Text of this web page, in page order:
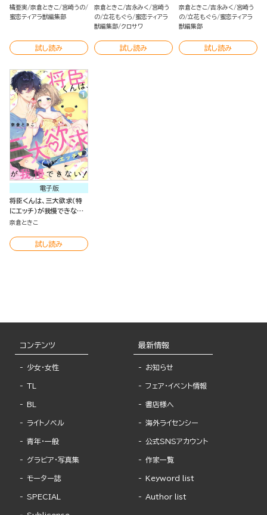
橘亜実 奈倉ときこ
宮崎うの
蜜恋ティアラ獣編集部
試し読み
奈倉ときこ 吉永みく
宮崎う
の 立花もぐら
蜜恋ティアラ
獣編集部 クロサワ
試し読み
奈倉ときこ 吉永みく
宮崎う
の 立花もぐら
蜜恋ティアラ
獣編集部
試し読み
電子版
将臣くんは、三大欲求（特
にエッチ）が我慢できな
い！（分冊版）
奈倉ときこ
試し読み
コンテンツ
少女・女性
TL
BL
ライトノベル
青年・一般
グラビア・写真集
モーター誌
SPECIAL
最新情報
お知らせ
フェア・イベント情報
書店様へ
海外ライセンシー
公式SNSアカウント
作家一覧
Keyword list
Author list